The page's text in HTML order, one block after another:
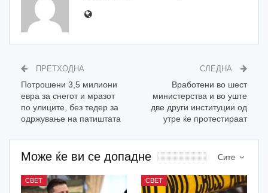
ПРЕТХОДНА
Потрошени 3,5 милиони
евра за снегот и мразот
по улиците, без тедер за
одржување на патиштата
СЛЕДНА
Вработени во шест
министерства и во уште
две други институции од
утре ќе протестираат
Сите
Може ќе ви се допадне
СВЕТ СВЕТ